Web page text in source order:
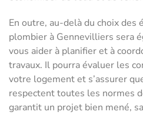
En outre, au-delà du choix des
plombier à Gennevilliers sera
vous aider à planifier et à
travaux. Il pourra évaluer les
votre logement et s’assurer
respectent toutes les normes
garantit un projet bien mené,